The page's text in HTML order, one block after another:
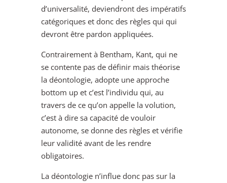
d’universalité, deviendront des impératifs
catégoriques et donc des règles qui qui
devront être pardon appliquées.
Contrairement à Bentham, Kant, qui ne
se contente pas de définir mais théorise
la déontologie, adopte une approche
bottom up et c’est l’individu qui, au
travers de ce qu’on appelle la volution,
c’est à dire sa capacité de vouloir
autonome, se donne des règles et vérifie
leur validité avant de les rendre
obligatoires.
La déontologie n’influe donc pas sur la